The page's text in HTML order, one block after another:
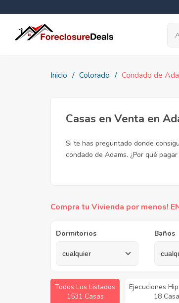
Inicio Colorado Condado de
Casas en Venta en
Si te has preguntado donde
condado de Adams. ¿Por qué
Compra tu Vivienda por menos!
Dormitorios Baños
Todos Los Listados
1531 Casas
Ejecuciones
18